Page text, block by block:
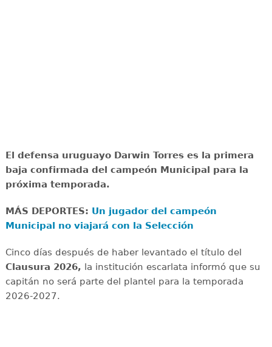
El defensa uruguayo Darwin Torres es la primera
baja confirmada del campeón Municipal para la
próxima temporada.
MÁS DEPORTES: Un jugador del campeón
Municipal no viajará con la Selección
Cinco días después de haber levantado el título del
Clausura 2026, la institución escarlata informó que su
capitán no será parte del plantel para la temporada
2026-2027.